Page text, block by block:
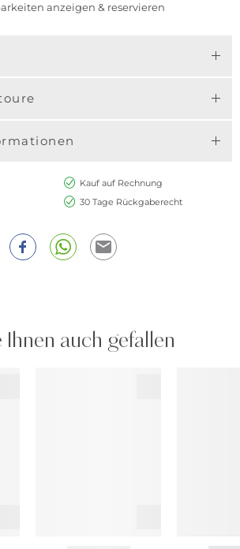
anzeigen & reservieren
Kauf auf Rechnung
30 Tage Rückgaberecht
auch gefallen